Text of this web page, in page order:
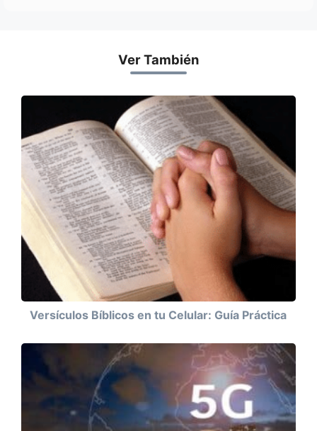
Ver También
Versículos Bíblicos en tu Celular: Guía Práctica